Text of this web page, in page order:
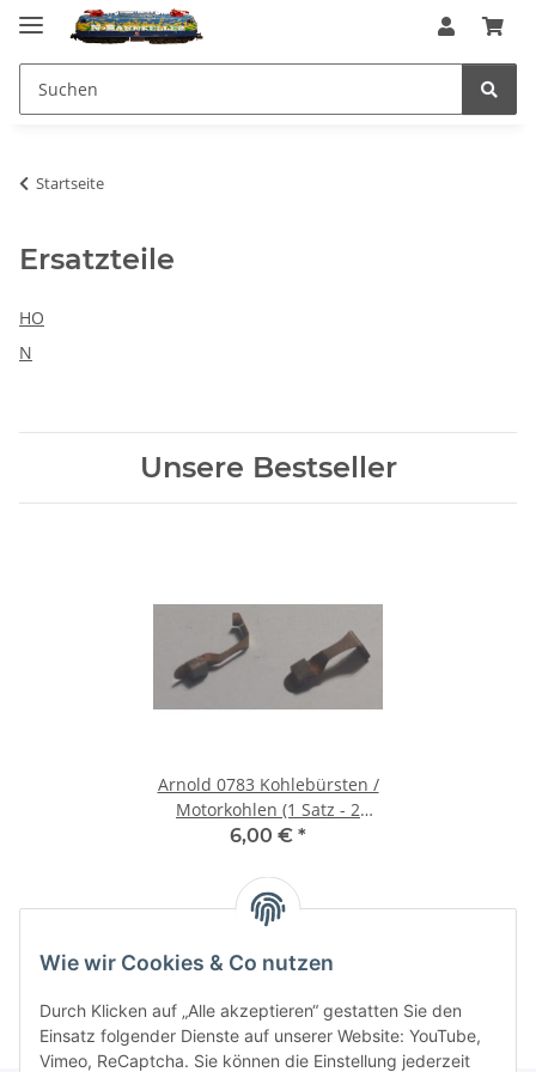
Wie wir Cookies & Co nutzen
Durch Klicken auf „Alle akzeptieren“ gestatten Sie den
Einsatz folgender Dienste auf unserer Website: YouTube,
Vimeo, ReCaptcha. Sie können die Einstellung jederzeit
Startseite
Ersatzteile
HO
N
Unsere Bestseller
Arnold 0783 Kohlebürsten /
Motorkohlen (1 Satz - 2
Stück) NEU
6,00 € *
Kategorien